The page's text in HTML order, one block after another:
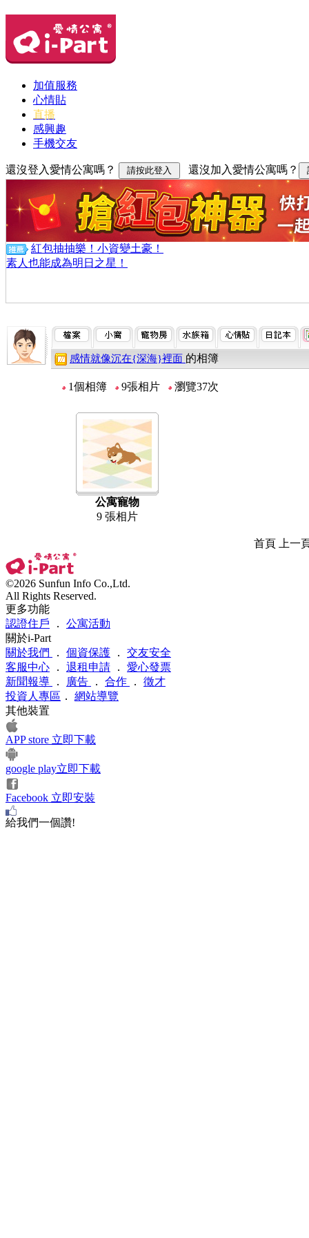
加值服務
心情貼
直播
感興趣
手機交友
還沒登入愛情公寓嗎？ 還沒加入愛情公寓嗎？
紅包抽抽樂！小資變土豪！
素人也能成為明日之星！
感情就像沉在{深海}裡面 的相簿
1個相簿 9張相片 瀏覽37次
公寓寵物
9 張相片
首頁 上一
©2026 Sunfun Info Co.,Ltd.
All Rights Reserved.
更多功能
認證住戶 ． 公寓活動
關於i-Part
關於我們
． 個資保護 ． 交友安全
客服中心 ． 退租申請 ． 愛心發票
新聞報導
． 廣告 ． 合作 ． 徵才
投資人專區 ． 網站導覽
其他裝置
APP store 立即下載
google play立即下載
Facebook 立即安裝
給我們一個讚!